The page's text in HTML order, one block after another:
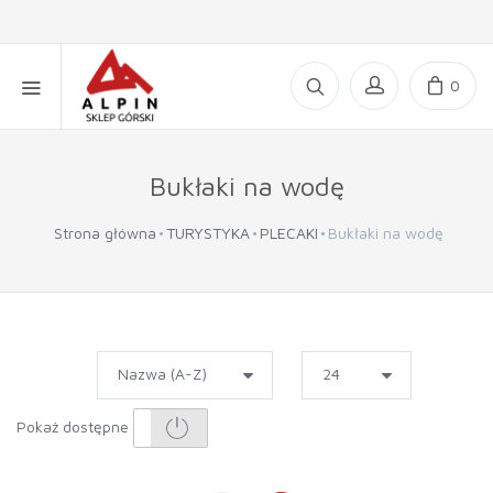
0
Bukłaki na wodę
Strona główna TURYSTYKA PLECAKI Bukłaki na wodę
Pokaż dostępne